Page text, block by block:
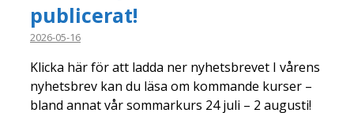
publicerat!
2026-05-16
Klicka här för att ladda ner nyhetsbrevet I vårens
nyhetsbrev kan du läsa om kommande kurser –
bland annat vår sommarkurs 24 juli – 2 augusti!